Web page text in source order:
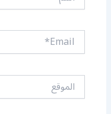
Email*
الموقع